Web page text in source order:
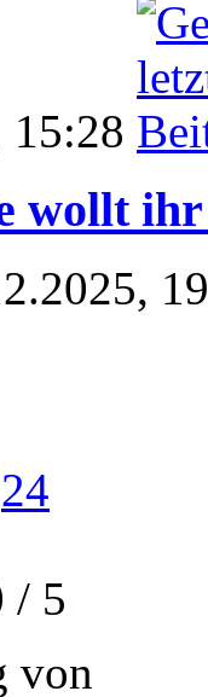
15:28
wollt ihr
24
/ 5
von